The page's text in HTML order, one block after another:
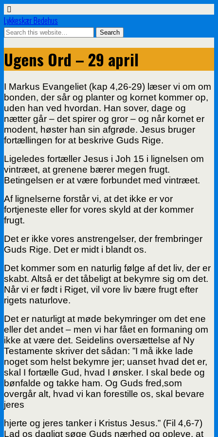
Lykkeskær Bedehus
Ugens Ord – 29 april
I Markus Evangeliet (kap 4,26-29) læser vi om om
bonden, der sår og planter og kornet kommer op,
uden han ved hvordan. Han sover, dage og
nætter går – det spirer og gror – og når kornet er
modent, høster han sin afgrøde. Jesus bruger
fortællingen for at beskrive Guds Rige.
Ligeledes fortæller Jesus i Joh 15 i lignelsen om
vintræet, at grenene bærer megen frugt.
Betingelsen er at være forbundet med vintræet.
Af lignelserne forstår vi, at det ikke er vor
fortjeneste eller for vores skyld at der kommer
frugt.
Det er ikke vores anstrengelser, der frembringer
Guds Rige. Det er midt i blandt os.
Det kommer som en naturlig følge af det liv, der er
skabt. Altså er det tåbeligt at bekymre sig om det.
Når vi er født i Riget, vil vore liv bære frugt efter
rigets naturlove.
Det er naturligt at møde bekymringer om det ene
eller det andet – men vi har fået en formaning om
ikke at være det. Seidelins oversættelse af Ny
Testamente skriver det sådan: ”I må ikke lade
noget som helst bekymre jer; uanset hvad det er,
skal I fortælle Gud, hvad I ønsker. I skal bede og
bønfalde og takke ham. Og Guds fred,som
overgår alt, hvad vi kan forestille os, skal bevare
jeres
hjerte og jeres tanker i Kristus Jesus.” (Fil 4,6-7)
Lad os dagligt søge Guds nærhed og opleve, at